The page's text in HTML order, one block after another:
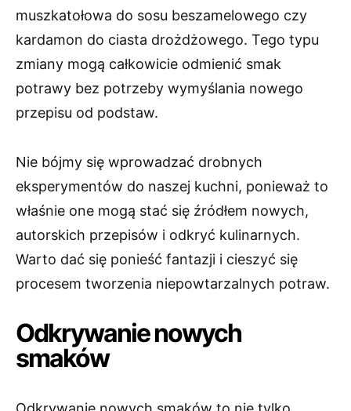
muszkatołowa do sosu beszamelowego czy
kardamon do ciasta drożdżowego. Tego typu
zmiany mogą całkowicie odmienić smak
potrawy bez potrzeby wymyślania nowego
przepisu od podstaw.
Nie bójmy się wprowadzać drobnych
eksperymentów do naszej kuchni, ponieważ to
właśnie one mogą stać się źródłem nowych,
autorskich przepisów i odkryć kulinarnych.
Warto dać się ponieść fantazji i cieszyć się
procesem tworzenia niepowtarzalnych potraw.
Odkrywanie nowych
smaków